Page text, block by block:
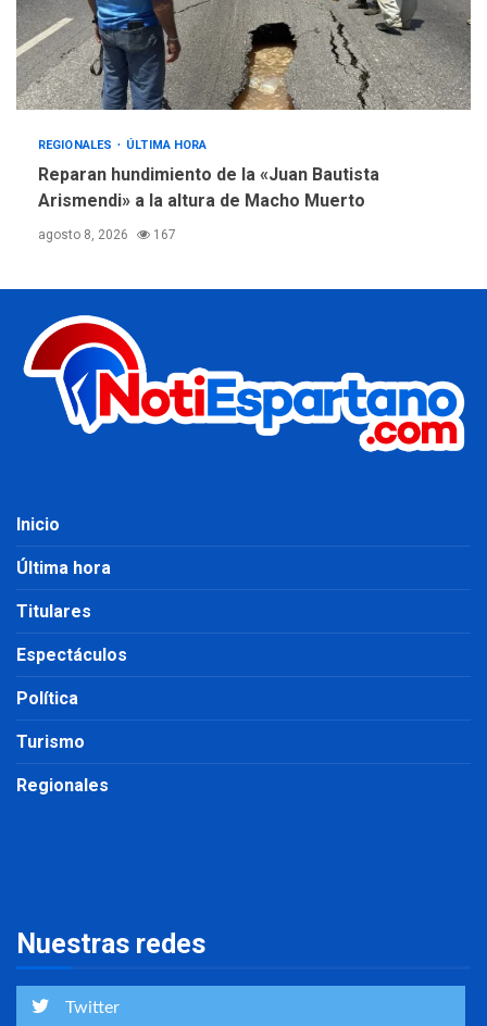
REGIONALES ÚLTIMA HORA
Reparan hundimiento de la «Juan Bautista
Arismendi» a la altura de Macho Muerto
agosto 8, 2026 167
Inicio
Última hora
Titulares
Espectáculos
Política
Turismo
Regionales
Nuestras redes
Twitter